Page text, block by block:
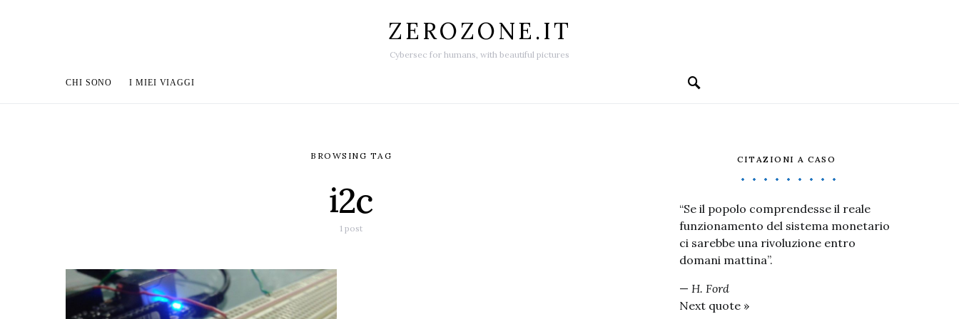
ZEROZONE.IT
Cybersec for humans, with beautiful pictures
CHI SONO I MIEI VIAGGI
BROWSING TAG
i2c
1 post
CITAZIONI A CASO
“Se il popolo comprendesse il reale
funzionamento del sistema monetario
ci sarebbe una rivoluzione entro
domani mattina”.
— H. Ford
Next quote »